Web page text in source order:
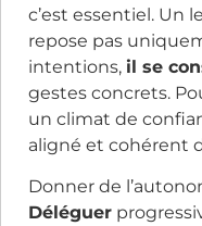
c’est essentiel. Un
repose pas
intentions, il se
gestes concrets.
un climat de
aligné et cohérent
Donner de
Déléguer